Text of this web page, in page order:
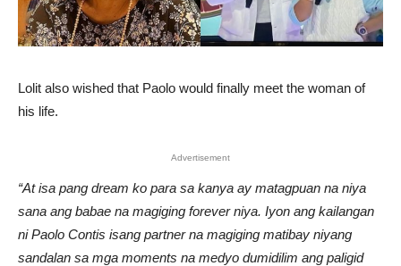
Lolit also wished that Paolo would finally meet the woman of
his life.
Advertisement
“At isa pang dream ko para sa kanya ay matagpuan na niya
sana ang babae na magiging forever niya. Iyon ang kailangan
ni Paolo Contis isang partner na magiging matibay niyang
sandalan sa mga moments na medyo dumidilim ang paligid